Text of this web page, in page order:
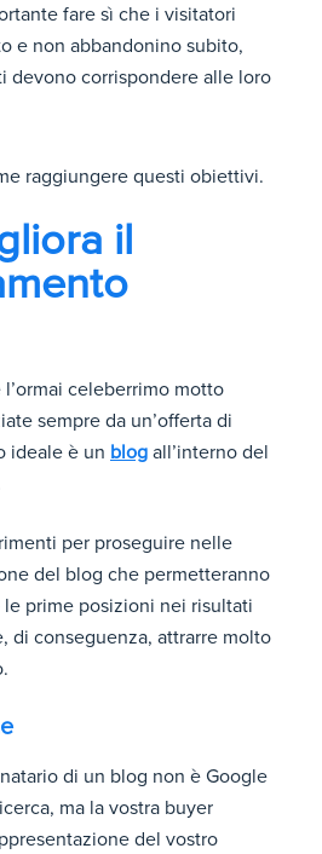
fare sì che i visitatori
e non abbandonino subito,
devono corrispondere alle loro
raggiungere questi obiettivi.
il
celeberrimo motto
sempre da un’offerta di
ideale è un blog all’interno del
per proseguire nelle
del blog che permetteranno
prime posizioni nei risultati
di conseguenza, attrarre molto
di un blog non è Google
ma la vostra buyer
del vostro